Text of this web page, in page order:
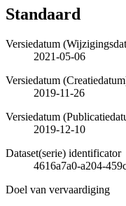
Standaard
Versiedatum
2021-05-06
Versiedatum
2019-11-26
Versiedatum
2019-12-10
Dataset(serie) identificator
4616a7a0-a204-
Doel van vervaardiging